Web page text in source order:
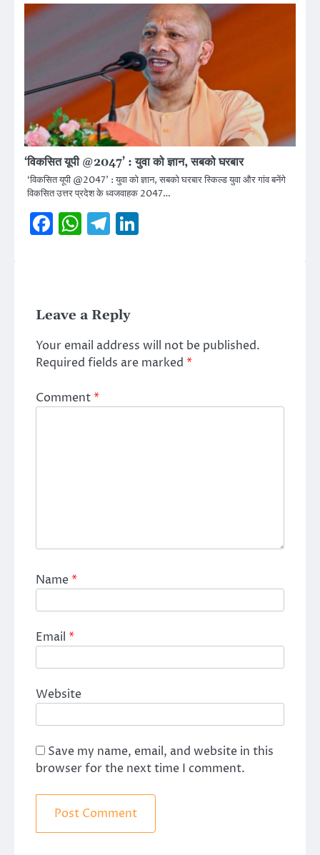
‘विकसित यूपी @2047’ : युवा को ज्ञान, सबको घरबार
‘विकसित यूपी @2047’ : युवा को ज्ञान, सबको घरबार स्किल्ड युवा और गांव बनेंगे
विकसित उत्तर प्रदेश के ध्वजवाहक 2047…
Facebook
WhatsApp
Telegram
Leave a Reply
Your email address will not be published.
Required fields are marked *
Comment*
Name*
Email *
Website
Save my name, email, and website in this
browser for the next time I comment.